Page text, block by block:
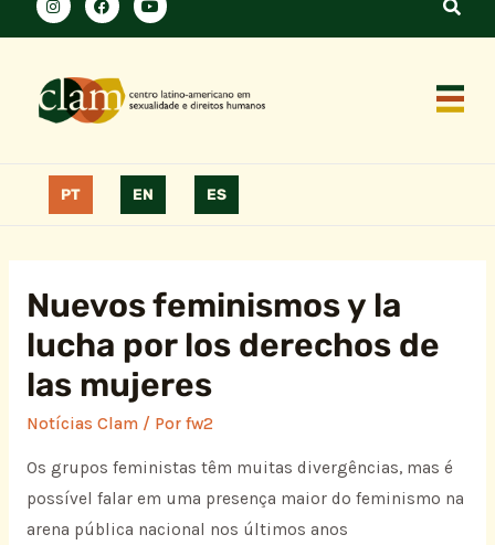
PT EN ES
Nuevos feminismos y la
lucha por los derechos de
las mujeres
Notícias Clam/ Por fw2
Os grupos feministas têm muitas divergências, mas é
possível falar em uma presença maior do feminismo na
arena pública nacional nos últimos anos